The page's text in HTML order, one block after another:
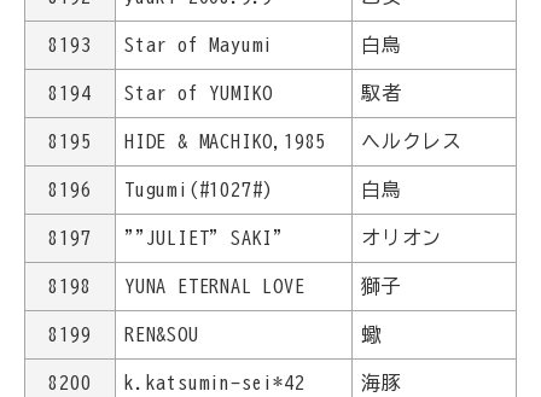
8193 Star of Mayumi 白鳥
8194 Star of YUMIKO 馭者
8195 HIDE & MACHIKO,1985 ヘルクレス
8196 Tugumi(#1027#) 白鳥
8197 ""JULIET" SAKI" オリオン
8198 YUNA ETERNAL LOVE 獅子
8199 REN&SOU 蠍
8200 k.katsumin-sei*42 海豚